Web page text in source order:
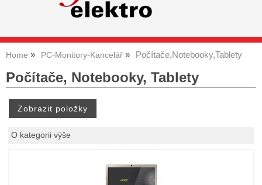
Home PC-Monitory-Kancelář Počítače,Notebooky,Tablety
Počítače, Notebooky, Tablety
O kategorii výše